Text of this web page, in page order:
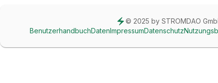
© 2025 by STROMDAO
BenutzerhandbuchDatenImpressumDatenschutz